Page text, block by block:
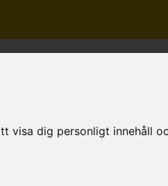
visa dig personligt innehåll